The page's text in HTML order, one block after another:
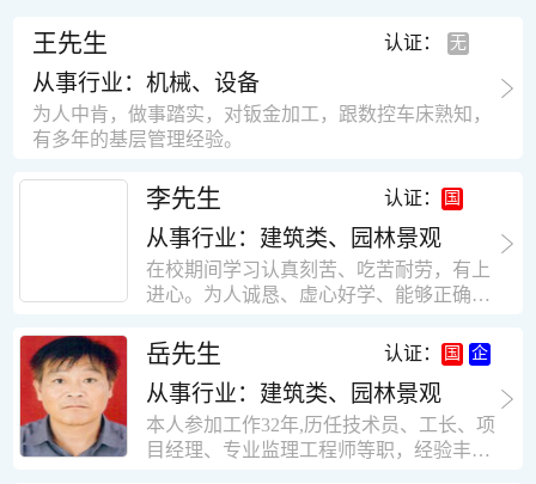
王先生 认证：
从事行业：机械、设备
为人中肯，做事踏实，对钣金加工，跟数控车床熟知，
有多年的基层管理经验。
李先生 认证：
从事行业：建筑类、园林景观
在校期间学习认真刻苦、吃苦耐劳，有上
进心。为人诚恳、虚心好学、能够正确对
思想积极上进，接受能力和独立能力强，
有很强的团队精神和集体荣誉感。做事认
真负责，有很强的责任心。秉承山大扎
实、厚重的学风。为人正直、诚信、稳
重。有强烈的上进心、事业心。有很强的
岳先生 认证：
从事行业：建筑类、园林景观
本人参加工作32年,历任技术员、工长、项
目经理、专业监理工程师等职，经验丰